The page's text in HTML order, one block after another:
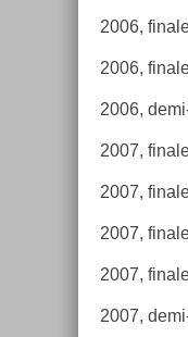
2006,
2006,
2006,
2007,
2007,
2007,
2007,
2007,